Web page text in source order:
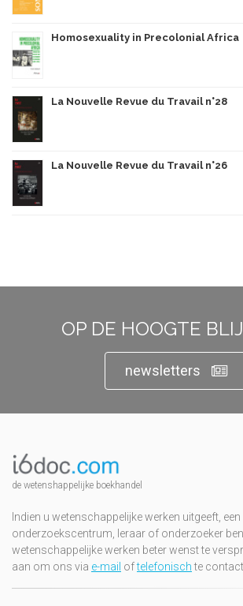
Homosexuality in Precolonial Africa
La Nouvelle Revue du Travail n°28
La Nouvelle Revue du Travail n°26
OP DE HOOGTE
newsletters
de wetenshappelijke boekhandel
Indien u wetenschappelijke werken uitgeeft, een
onderzoekscentrum, leraar of onderzoeker
wetenschappelijke werken beter wenst te
aan om ons via e-mail oftelefonischte